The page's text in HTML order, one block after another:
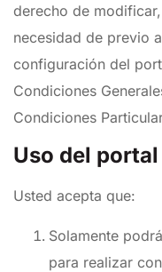
derecho de
necesidad de previo
configuración del
Condiciones
Condiciones
Uso del
Usted acepta que:
Solamente
para realizar